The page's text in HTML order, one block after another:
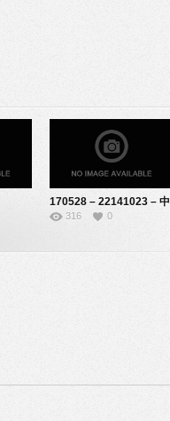
170528 – 22141023 – 中
学地理实验
316 0